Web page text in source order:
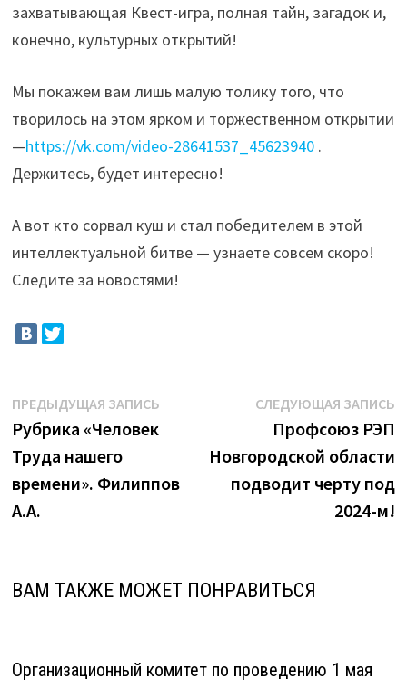
захватывающая Квест-игра, полная тайн, загадок и,
конечно, культурных открытий!
Мы покажем вам лишь малую толику того, что
творилось на этом ярком и торжественном открытии
—https://vk.com/video-28641537_45623940 .
Держитесь, будет интересно!
А вот кто сорвал куш и стал победителем в этой
интеллектуальной битве — узнаете совсем скоро!
Следите за новостями!
Навигация
по
записям
ПРЕДЫДУЩАЯ ЗАПИСЬ
Рубрика «Человек
Труда нашего
времени». Филиппов
А.А.
СЛЕДУЮЩАЯ ЗАПИСЬ
Профсоюз РЭП
Новгородской области
подводит черту под
2024-м!
ВАМ ТАКЖЕ МОЖЕТ ПОНРАВИТЬСЯ
Организационный комитет по проведению 1 мая